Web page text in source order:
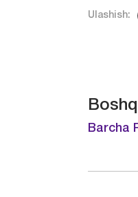
Ulashish:
Barcha